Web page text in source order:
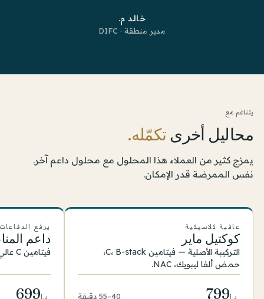
خالد م.
مدير منطقة · DIFC
يتناغم مع
محاليل أخرى تكمّله.
يمزج كثير من العملاء هذا المحلول مع محلول داعم آخر.
نفس الممرضة قدر الإمكان.
عافية كلاسيكية
كوكتيل ماير
التركيبة الأصلية — فيتامين C، B-stack،
حمض ألفا ليبويك، NAC.
د.إ799 40–55 دقيقة
يرفع
داعم
فيتامين C عالي الجرعة وB-vits مع مغنيسيوم.
د.إ699